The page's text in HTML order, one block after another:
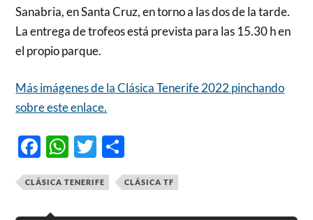
Sanabria, en Santa Cruz, en torno a las dos de la tarde.
La entrega de trofeos está prevista para las 15.30 h en
el propio parque.
Más imágenes de la Clásica Tenerife 2022 pinchando
sobre este enlace.
Facebook
WhatsApp
Twitter
CLÁSICA TENERIFE CLÁSICA TF